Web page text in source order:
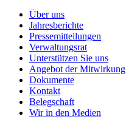
Über uns
Jahresberichte
Pressemitteilungen
Verwaltungsrat
Unterstützen Sie uns
Angebot der Mitwirkung
Dokumente
Kontakt
Belegschaft
Wir in den Medien